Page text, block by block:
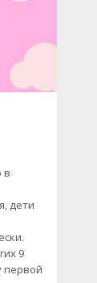
в
дети
9
первой